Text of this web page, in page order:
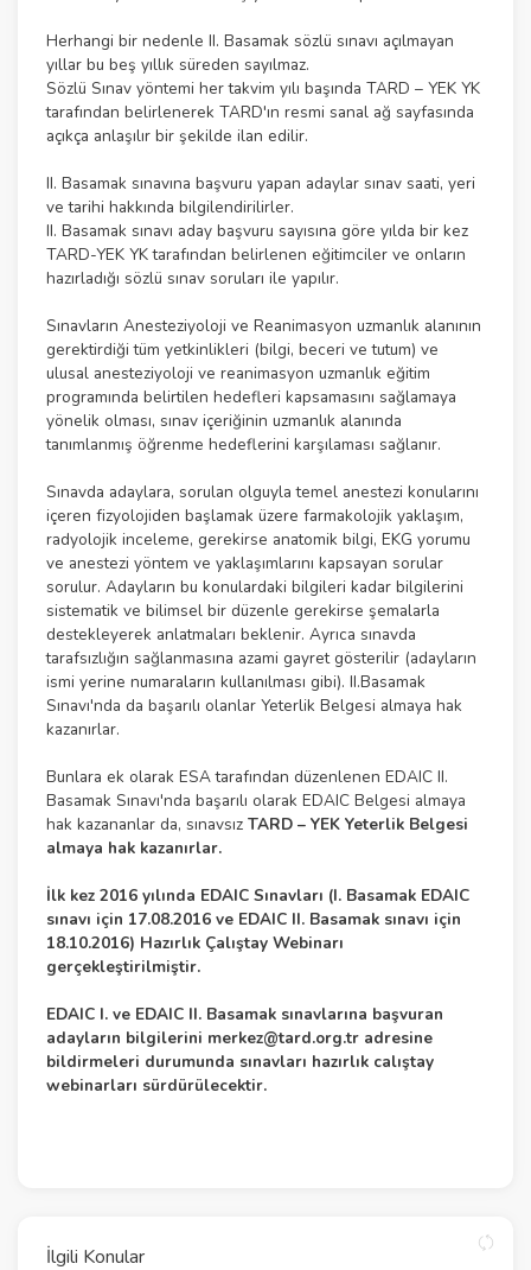
Herhangi bir nedenle II. Basamak sözlü sınavı açılmayan
yıllar bu beş yıllık süreden sayılmaz.
Sözlü Sınav yöntemi her takvim yılı başında TARD – YEK YK
tarafından belirlenerek TARD'ın resmi sanal ağ sayfasında
açıkça anlaşılır bir şekilde ilan edilir.
II. Basamak sınavına başvuru yapan adaylar sınav saati, yeri
ve tarihi hakkında bilgilendirilirler.
II. Basamak sınavı aday başvuru sayısına göre yılda bir kez
TARD-YEK YK tarafından belirlenen eğitimciler ve onların
hazırladığı sözlü sınav soruları ile yapılır.
Sınavların Anesteziyoloji ve Reanimasyon uzmanlık alanının
gerektirdiği tüm yetkinlikleri (bilgi, beceri ve tutum) ve
ulusal anesteziyoloji ve reanimasyon uzmanlık eğitim
programında belirtilen hedefleri kapsamasını sağlamaya
yönelik olması, sınav içeriğinin uzmanlık alanında
tanımlanmış öğrenme hedeflerini karşılaması sağlanır.
Sınavda adaylara, sorulan olguyla temel anestezi konularını
içeren fizyolojiden başlamak üzere farmakolojik yaklaşım,
radyolojik inceleme, gerekirse anatomik bilgi, EKG yorumu
ve anestezi yöntem ve yaklaşımlarını kapsayan sorular
sorulur. Adayların bu konulardaki bilgileri kadar bilgilerini
sistematik ve bilimsel bir düzenle gerekirse şemalarla
destekleyerek anlatmaları beklenir. Ayrıca sınavda
tarafsızlığın sağlanmasına azami gayret gösterilir (adayların
ismi yerine numaraların kullanılması gibi). II.Basamak
Sınavı'nda da başarılı olanlar Yeterlik Belgesi almaya hak
kazanırlar.
Bunlara ek olarak ESA tarafından düzenlenen EDAIC II.
Basamak Sınavı'nda başarılı olarak EDAIC Belgesi almaya
hak kazananlar da, sınavsız TARD – YEK Yeterlik Belgesi
almaya hak kazanırlar.
İlk kez 2016 yılında EDAIC Sınavları (I. Basamak EDAIC
sınavı için 17.08.2016 ve EDAIC II. Basamak sınavı için
18.10.2016) Hazırlık Çalıştay Webinarı
gerçekleştirilmiştir.
EDAIC I. ve EDAIC II. Basamak sınavlarına başvuran
adayların bilgilerini merkez@tard.org.tr adresine
bildirmeleri durumunda sınavları hazırlık calıştay
webinarları sürdürülecektir.
İlgili Konular